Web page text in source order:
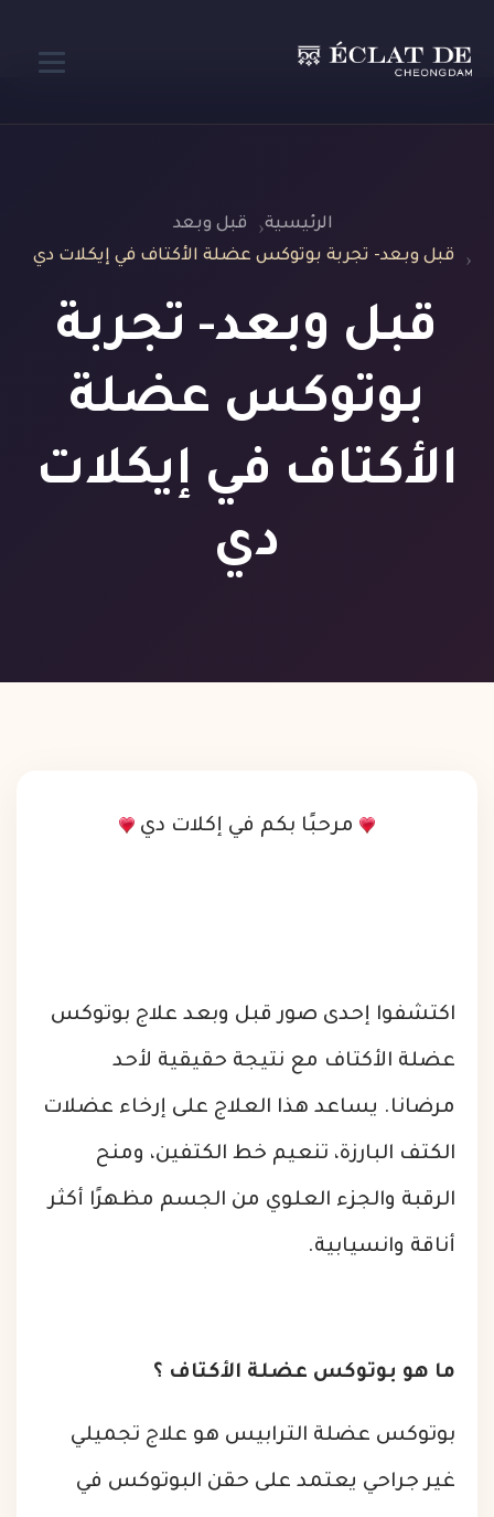
الرئيسية
قبل وبعد
قبل وبعد- تجربة بوتوكس عضلة الأكتاف في إيكلات دي
قبل وبعد- تجربة
بوتوكس عضلة
الأكتاف في إيكلات
دي
مرحبًا بكم في إكلات دي
اكتشفوا إحدى صور قبل وبعد علاج بوتوكس
عضلة الأكتاف مع نتيجة حقيقية لأحد
مرضانا. يساعد هذا العلاج على إرخاء عضلات
الكتف البارزة، تنعيم خط الكتفين، ومنح
الرقبة والجزء العلوي من الجسم مظهرًا أكثر
أناقة وانسيابية.
ما هو بوتوكس عضلة الأكتاف ؟
بوتوكس عضلة الترابيس هو علاج تجميلي
غير جراحي يعتمد على حقن البوتوكس في